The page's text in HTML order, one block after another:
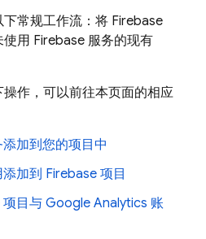
常规工作流：将 Firebase
用 Firebase 服务的现有
作，可以前往本页面的相应
加到您的项目中
加到 Firebase 项目
目与 Google Analytics 账